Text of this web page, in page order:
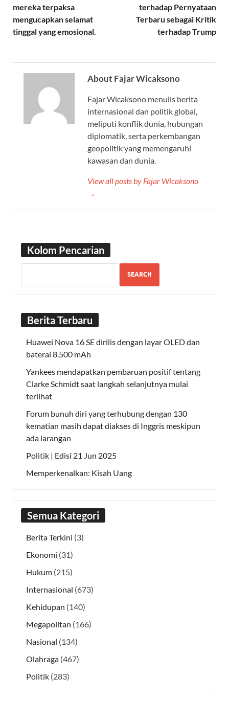
mereka terpaksa
mengucapkan selamat
tinggal yang emosional.
terhadap Pernyataan
Terbaru sebagai Kritik
terhadap Trump
About Fajar Wicaksono
Fajar Wicaksono menulis berita
internasional dan politik global,
meliputi konflik dunia, hubungan
diplomatik, serta perkembangan
geopolitik yang memengaruhi
kawasan dan dunia.
View all posts by Fajar Wicaksono
→
Kolom Pencarian
SEARCH
Berita Terbaru
Huawei Nova 16 SE dirilis dengan layar OLED dan
baterai 8.500 mAh
Yankees mendapatkan pembaruan positif tentang
Clarke Schmidt saat langkah selanjutnya mulai
terlihat
Forum bunuh diri yang terhubung dengan 130
kematian masih dapat diakses di Inggris meskipun
ada larangan
Politik | Edisi 21 Jun 2025
Memperkenalkan: Kisah Uang
Semua Kategori
Berita Terkini (3)
Ekonomi (31)
Hukum (215)
Internasional (673)
Kehidupan (140)
Megapolitan (166)
Nasional (134)
Olahraga (467)
Politik (283)